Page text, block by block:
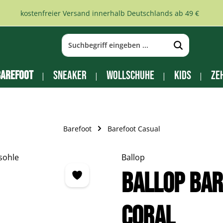
kostenfreier Versand innerhalb Deutschlands ab 49 €
Sneaker Wollschuhe Kids
Barefoot Barefoot Casual
Ballop
BALLOP